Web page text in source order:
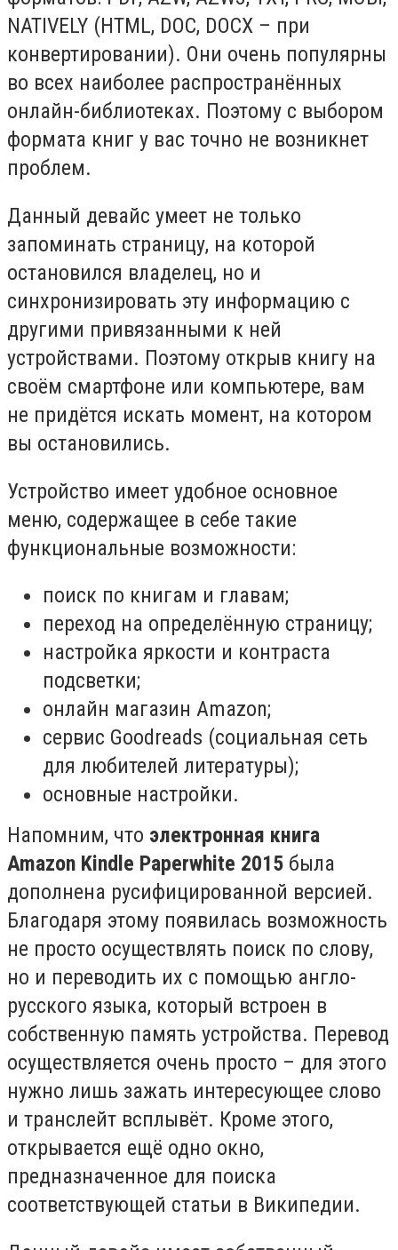
NATIVELY (HTML, DOC, DOCX – при
конвертировании). Они очень популярны
во всех наиболее распространённых
онлайн-библиотеках. Поэтому с выбором
формата книг у вас точно не возникнет
проблем.
Данный девайс умеет не только
запоминать страницу, на которой
остановился владелец, но и
синхронизировать эту информацию с
другими привязанными к ней
устройствами. Поэтому открыв книгу на
своём смартфоне или компьютере, вам
не придётся искать момент, на котором
вы остановились.
Устройство имеет удобное основное
меню, содержащее в себе такие
функциональные возможности:
поиск по книгам и главам;
переход на определённую страницу;
настройка яркости и контраста
подсветки;
онлайн магазин Amazon;
сервис Goodreads (социальная сеть
для любителей литературы);
основные настройки.
Напомним, что электронная книга
Amazon Kindle Paperwhite 2015 была
дополнена русифицированной версией.
Благодаря этому появилась возможность
не просто осуществлять поиск по слову,
но и переводить их с помощью англо-
русского языка, который встроен в
собственную память устройства. Перевод
осуществляется очень просто – для этого
нужно лишь зажать интересующее слово
и транслейт всплывёт. Кроме этого,
открывается ещё одно окно,
предназначенное для поиска
соответствующей статьи в Википедии.